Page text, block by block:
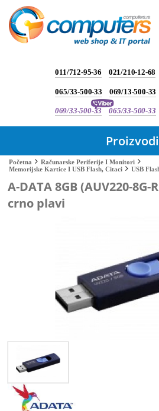
011/712-95-36 021/210-12-68
065/33-500-33 069/13-500-33
069/33-500-33 065/33-500-33
Proizvodi
Početna
Računarske Periferije I Monitori
Memorijske Kartice I USB Flash, Citaci
USB
A-DATA 8GB (AUV220-8G-
crno plavi